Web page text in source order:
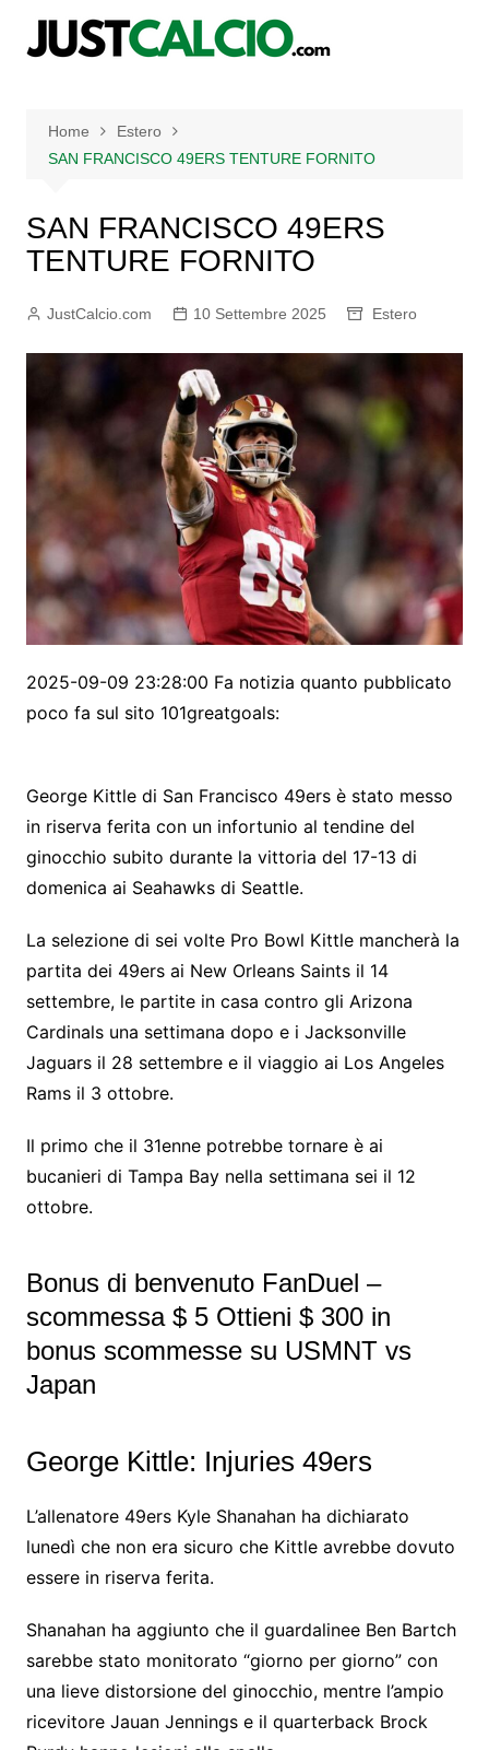
Home
Estero
SAN FRANCISCO 49ERS TENTURE FORNITO
SAN FRANCISCO 49ERS
TENTURE FORNITO
JustCalcio.com 10 Settembre 2025 Estero
2025-09-09 23:28:00 Fa notizia quanto pubblicato
poco fa sul sito 101greatgoals:
George Kittle di San Francisco 49ers è stato messo
in riserva ferita con un infortunio al tendine del
ginocchio subito durante la vittoria del 17-13 di
domenica ai Seahawks di Seattle.
La selezione di sei volte Pro Bowl Kittle mancherà la
partita dei 49ers ai New Orleans Saints il 14
settembre, le partite in casa contro gli Arizona
Cardinals una settimana dopo e i Jacksonville
Jaguars il 28 settembre e il viaggio ai Los Angeles
Rams il 3 ottobre.
Il primo che il 31enne potrebbe tornare è ai
bucanieri di Tampa Bay nella settimana sei il 12
ottobre.
Bonus di benvenuto FanDuel –
scommessa $ 5 Ottieni $ 300 in
bonus scommesse su USMNT vs
Japan
George Kittle: Injuries 49ers
L’allenatore 49ers Kyle Shanahan ha dichiarato
lunedì che non era sicuro che Kittle avrebbe dovuto
essere in riserva ferita.
Shanahan ha aggiunto che il guardalinee Ben Bartch
sarebbe stato monitorato “giorno per giorno” con
una lieve distorsione del ginocchio, mentre l’ampio
ricevitore Jauan Jennings e il quarterback Brock